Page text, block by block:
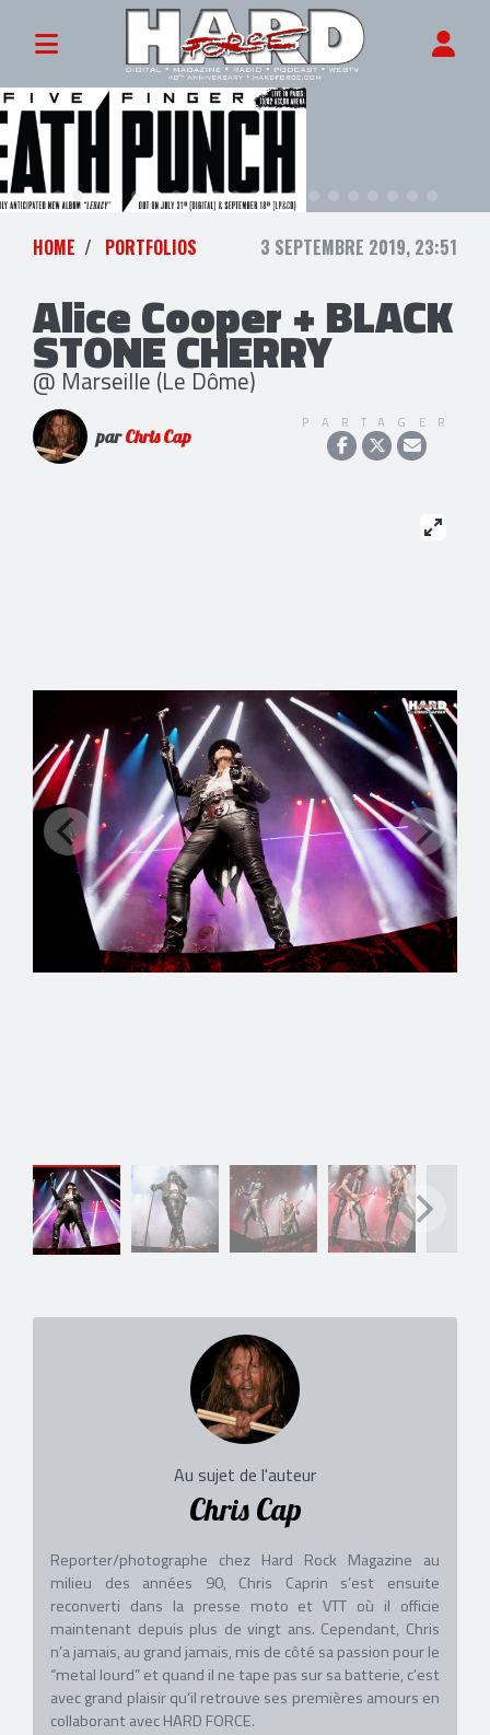
HOME PORTFOLIOS 3 SEPTEMBRE 2019, 23:51
Alice Cooper + BLACK
STONE CHERRY
@ Marseille (Le Dôme)
parChris Cap
PARTAGER
Au sujet de l'auteur
Chris Cap
Reporter/photographe chez Hard Rock Magazine au
milieu des années 90, Chris Caprin s’est ensuite
reconverti dans la presse moto et VTT où il officie
maintenant depuis plus de vingt ans. Cependant, Chris
n’a jamais, au grand jamais, mis de côté sa passion pour le
“metal lourd” et quand il ne tape pas sur sa batterie, c’est
avec grand plaisir qu’il retrouve ses premières amours en
collaborant avec HARD FORCE.